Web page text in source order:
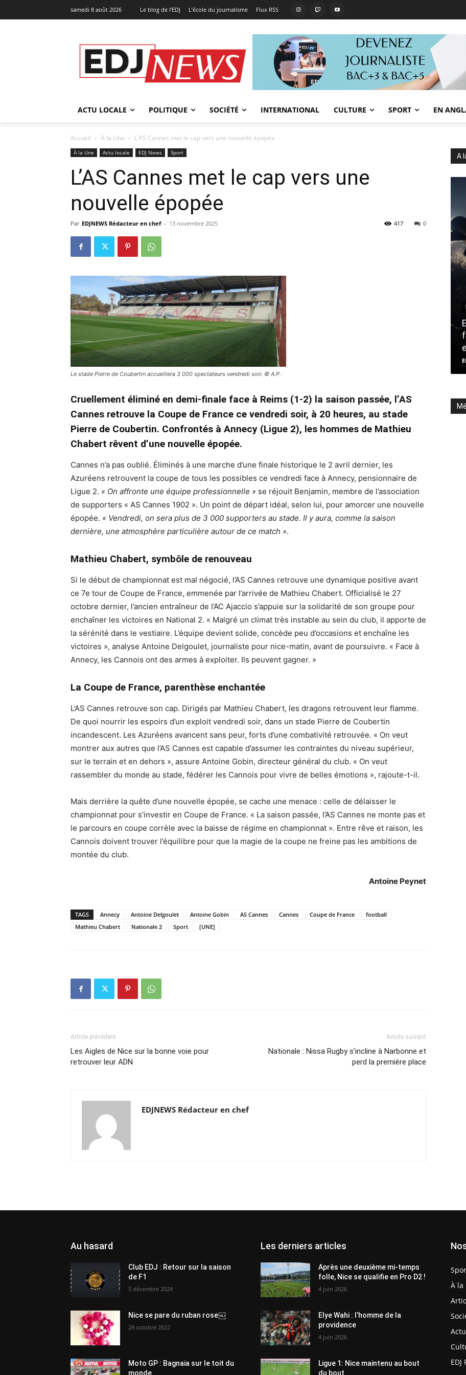
samedi 8 août 2026 Le blog de l’EDJ L’école du journalisme Flux RSS
ACTU LOCALE POLITIQUE SOCIÉTÉ INTERNATIONAL CULTURE SPORT EN
Accueil À la Une L’AS Cannes met le cap vers une nouvelle épopée
À la Une Actu locale EDJ News Sport
L’AS Cannes met le cap vers une
nouvelle épopée
Par EDJNEWS Rédacteur en chef - 13 novembre 2025 0
417
Le stade Pierre de Coubertin accueillera 3 000 spectateurs vendredi soir. © A.P.
Cruellement éliminé en demi-finale face à Reims (1-2) la saison passée, l’AS
Cannes retrouve la Coupe de France ce vendredi soir, à 20 heures, au stade
Pierre de Coubertin. Confrontés à Annecy (Ligue 2), les hommes de Mathieu
Chabert rêvent d’une nouvelle épopée.
Cannes n’a pas oublié. Éliminés à une marche d’une finale historique le 2 avril dernier, les
Azuréens retrouvent la coupe de tous les possibles ce vendredi face à Annecy, pensionnaire de
Ligue 2. « On affronte une équipe professionnelle » se réjouit Benjamin, membre de l’association
de supporters « AS Cannes 1902 ». Un point de départ idéal, selon lui, pour amorcer une nouvelle
épopée. « Vendredi, on sera plus de 3 000 supporters au stade. Il y aura, comme la saison
dernière, une atmosphère particulière autour de ce match ».
Mathieu Chabert, symbôle de renouveau
Si le début de championnat est mal négocié, l’AS Cannes retrouve une dynamique positive avant
ce 7e tour de Coupe de France, emmenée par l’arrivée de Mathieu Chabert. Officialisé le 27
octobre dernier, l’ancien entraîneur de l’AC Ajaccio s’appuie sur la solidarité de son groupe pour
enchaîner les victoires en National 2. « Malgré un climat très instable au sein du club, il apporte de
la sérénité dans le vestiaire. L’équipe devient solide, concède peu d’occasions et enchaîne les
victoires », analyse Antoine Delgoulet, journaliste pour nice-matin, avant de poursuivre. « Face à
Annecy, les Cannois ont des armes à exploiter. Ils peuvent gagner. »
La Coupe de France, parenthèse enchantée
L’AS Cannes retrouve son cap. Dirigés par Mathieu Chabert, les dragons retrouvent leur flamme.
De quoi nourrir les espoirs d’un exploit vendredi soir, dans un stade Pierre de Coubertin
incandescent. Les Azuréens avancent sans peur, forts d’une combativité retrouvée. « On veut
montrer aux autres que l’AS Cannes est capable d’assumer les contraintes du niveau supérieur,
sur le terrain et en dehors », assure Antoine Gobin, directeur général du club. « On veut
rassembler du monde au stade, fédérer les Cannois pour vivre de belles émotions », rajoute-t-il.
Mais derrière la quête d’une nouvelle épopée, se cache une menace : celle de délaisser le
championnat pour s’investir en Coupe de France. « La saison passée, l’AS Cannes ne monte pas et
le parcours en coupe corrèle avec la baisse de régime en championnat ». Entre rêve et raison, les
Cannois doivent trouver l’équilibre pour que la magie de la coupe ne freine pas les ambitions de
montée du club.
Antoine Peynet
TAGS Annecy Antoine Delgoulet Antoine Gobin AS Cannes Cannes Coupe de France
football
Mathieu Chabert
Nationale 2 Sport [UNE]
Article précédent
Les Aigles de Nice sur la bonne voie pour
retrouver leur ADN
Article suivant
Nationale : Nissa Rugby s’incline à Narbonne et
perd la première place
EDJNEWS Rédacteur en chef
A
Au hasard
Club EDJ : Retour sur la saison
de F1
5 décembre 2024
Nice se pare du ruban rose￼
28 octobre 2022
Moto GP : Bagnaia sur le toit du
monde
Les derniers articles
Après une deuxième mi-temps
folle, Nice se qualifie en Pro D2 !
4 juin 2026
Elye Wahi : l’homme de la
providence
4 juin 2026
Ligue 1: Nice maintenu au bout
du bout
À la
EDJ